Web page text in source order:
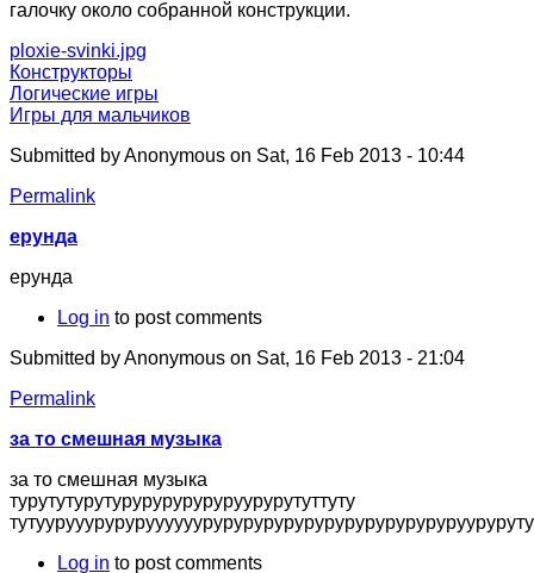
галочку около собранной конструкции.
ploxie-svinki.jpg
Конструкторы
Логические игры
Игры для мальчиков
Submitted byAnonymous on Sat, 16 Feb 2013 - 10:44
Permalink
ерунда
ерунда
Log in to post comments
Submitted byAnonymous on Sat, 16 Feb 2013 - 21:04
Permalink
за то смешная музыка
за то смешная музыка
турутутурутуруруруруруруурурутуттуту
Log in to post comments